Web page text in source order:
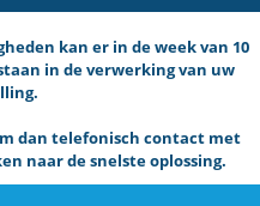
kan er in de week van 10
in de verwerking van uw
dan telefonisch contact met
naar de snelste oplossing.